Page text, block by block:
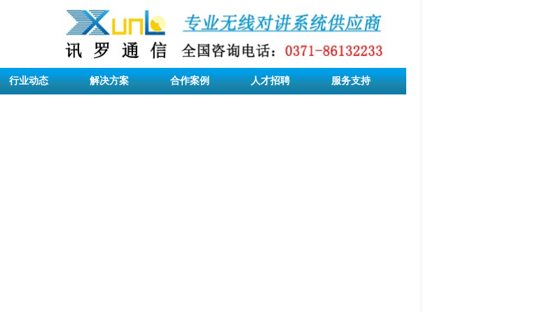
行业动态 解决方案 合作案例 人才招聘 服务支持